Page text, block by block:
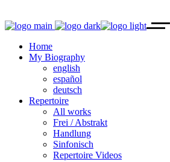
Home
My Biography
english
español
deutsch
Repertoire
All works
Frei / Abstrakt
Handlung
Sinfonisch
Repertoire Videos